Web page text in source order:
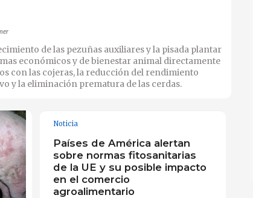
de las pezuñas auxiliares y la pisada plantar
económicos y de bienestar animal directamente
con las cojeras, la reducción del rendimiento
y la eliminación prematura de las cerdas.
Noticia
Países de América alertan
sobre normas fitosanitarias
de la UE y su posible impacto
en el comercio
agroalimentario